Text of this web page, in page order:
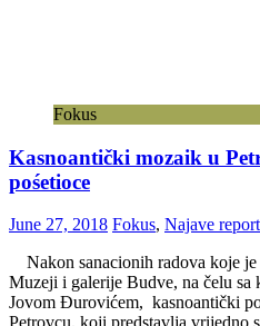
Fokus
Kasnoantički mozaik u
pośetioce
June 27, 2018 Fokus, Najave
Nakon sanacionih radova koje
Muzeji i galerije Budve, na čelu sa
Jovom Đurovićem, kasnoantički